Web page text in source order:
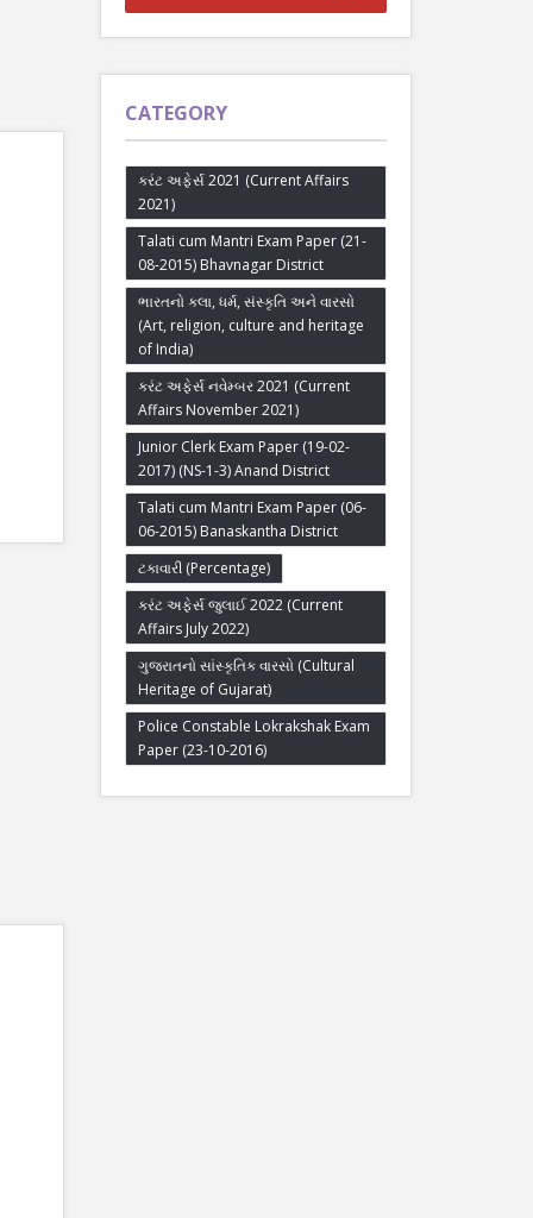
CATEGORY
કરંટ અફેર્સ 2021 (Current Affairs
2021)
Talati cum Mantri Exam Paper (21-
08-2015) Bhavnagar District
ભારતનો કલા, ધર્મ, સંસ્કૃતિ અને વારસો
(Art, religion, culture and heritage
of India)
કરંટ અફેર્સ નવેમ્બર 2021 (Current
Affairs November 2021)
Junior Clerk Exam Paper (19-02-
2017) (NS-1-3) Anand District
Talati cum Mantri Exam Paper (06-
06-2015) Banaskantha District
ટકાવારી (Percentage)
કરંટ અફેર્સ જુલાઈ 2022 (Current
Affairs July 2022)
ગુજરાતનો સાંસ્કૃતિક વારસો (Cultural
Heritage of Gujarat)
Police Constable Lokrakshak Exam
Paper (23-10-2016)